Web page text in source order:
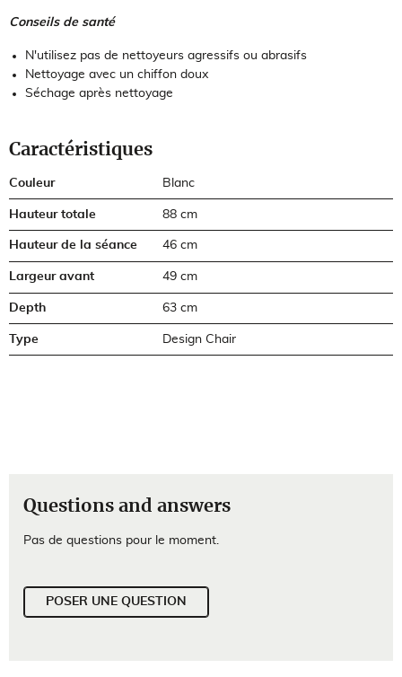
Conseils de santé
N'utilisez pas de nettoyeurs agressifs ou abrasifs
Nettoyage avec un chiffon doux
Séchage après nettoyage
Caractéristiques
Couleur Blanc
Hauteur totale 88 cm
Hauteur de la séance 46 cm
Largeur avant 49 cm
Depth 63 cm
Type Design Chair
Questions and answers
Pas de questions pour le moment.
POSER UNE QUESTION